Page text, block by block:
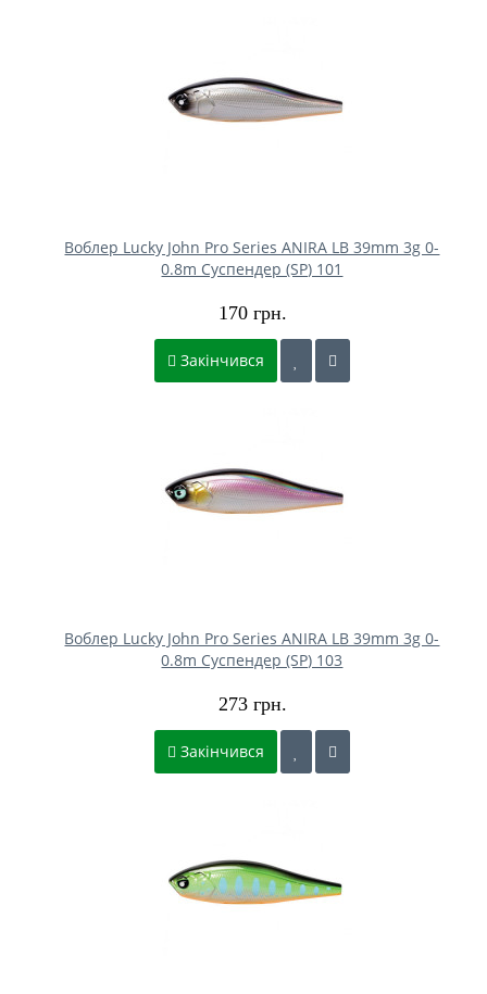
Воблер Lucky John Pro Series ANIRA LB 39mm 3g 0-
0.8m Cуспендер (SP) 101
170 грн.
Закінчився
Воблер Lucky John Pro Series ANIRA LB 39mm 3g 0-
0.8m Cуспендер (SP) 103
273 грн.
Закінчився